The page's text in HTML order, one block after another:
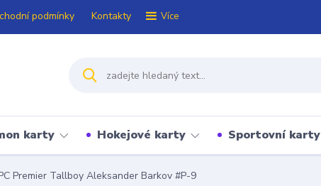
podmínky Kontakty Více
karty Hokejové karty Sportovní karty
Premier Tallboy Aleksander Barkov #P-9